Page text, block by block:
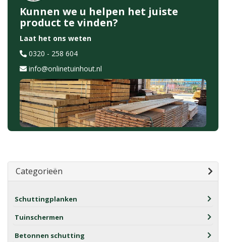
Categorieën
Schuttingplanken
Tuinschermen
Betonnen schutting
Kunnen we u helpen het juiste
product te vinden?
Laat het ons weten
0320 - 258 604
info@onlinetuinhout.nl